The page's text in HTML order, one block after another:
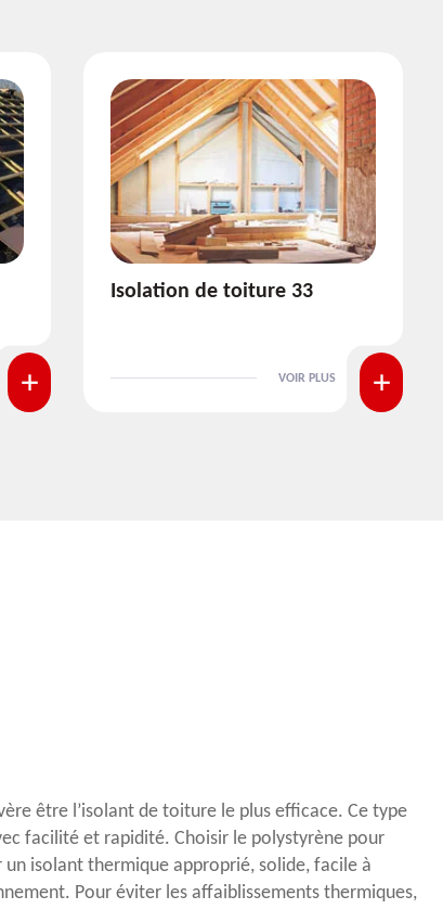
Pose et nettoyage de
VOIR PLUS
être l’isolant de toiture le plus efficace. Ce type
facilité et rapidité. Choisir le polystyrène pour
isolant thermique approprié, solide, facile à
Pour éviter les affaiblissements thermiques,